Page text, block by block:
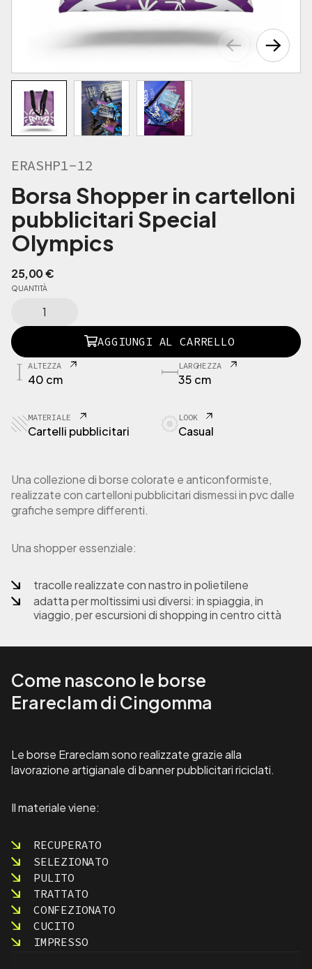
ERASHP1-12
Borsa Shopper in cartelloni
pubblicitari Special
Olympics
25,00€
QUANTITÀ
A
S
H
1
2
s
a
S
o
p
e
r
t
e
n
i
p
b
i
c
i
t
a
r
S
AGGIUNGI AL CARRELLO
ALTEZZA
40 cm
LARGHEZZA
35 cm
MATERIALE
Cartelli pubblicitari
LOOK
Casual
Una collezione di borse colorate e anticonformiste,
realizzate con cartelloni pubblicitari dismessi in pvc dalle
grafiche sempre differenti.
Una shopper essenziale:
tracolle realizzate con nastro in polietilene
adatta per moltissimi usi diversi: in spiaggia, in
viaggio, per escursioni di shopping in centro città
Come nascono le borse
Erareclam di Cingomma
Le borse Erareclam sono realizzate grazie alla
lavorazione artigianale di banner pubblicitari riciclati.
Il materiale viene:
RECUPERATO
SELEZIONATO
PULITO
TRATTATO
CONFEZIONATO
CUCITO
IMPRESSO